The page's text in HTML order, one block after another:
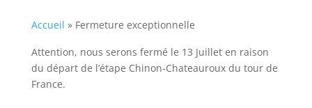
Accueil » Fermeture exceptionnelle
Attention, nous serons fermé le 13 Juillet en raison
du départ de l’étape Chinon-Chateauroux du tour de
France.